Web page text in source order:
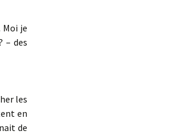
je
– des
les
en
de